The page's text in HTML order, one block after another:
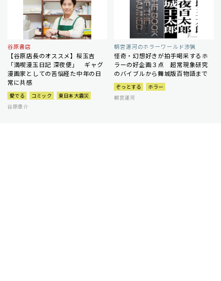
谷原書店
【谷原店長のオススメ】桜玉吉
「満喫漫玉日記 深夜便」 ギャグ
漫画家としての苦悩経た中年の日
常に共感
愛でる コミック
東日本大震災
谷原章介
朝宮運河のホラーワールド渉猟
怪奇・幻想好きが拍手喝采するホ
ラーの好企画３点 超常現象研究
のバイブルから舞城版百物語まで
ぞっとする
ホラー
朝宮運河